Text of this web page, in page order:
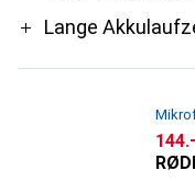
Lange
CHF